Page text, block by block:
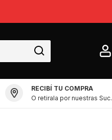
RECIBÍ TU COMPRA
O retirala por nuestras Suc.